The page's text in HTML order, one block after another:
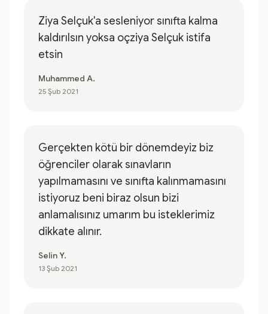
Ziya Selçuk'a sesleniyor sınıfta kalma
kaldırılsın yoksa oçziya Selçuk istifa
etsin
Muhammed A.
25 Şub 2021
Gerçekten kötü bir dönemdeyiz biz
öğrenciler olarak sınavların
yapılmamasını ve sınıfta kalınmamasını
istiyoruz beni biraz olsun bizi
anlamalısınız umarım bu isteklerimiz
dikkate alınır.
Selin Y.
13 Şub 2021